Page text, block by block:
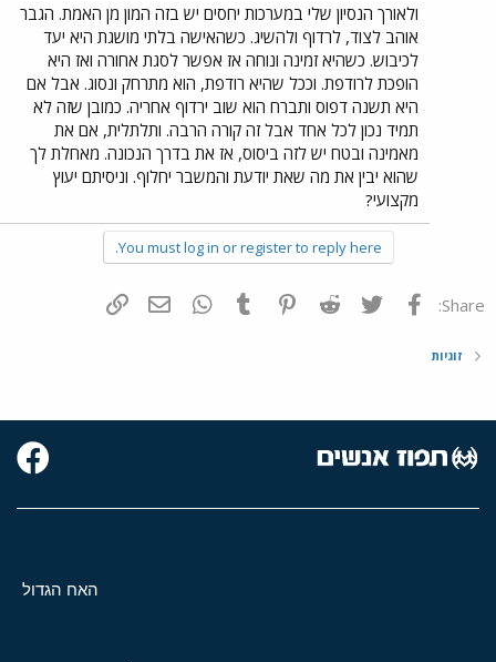
ולאורך הנסיון שלי במערכות יחסים יש בזה המון מן האמת. הגבר
אוהב לצוד, לרדוף ולהשיג. כשהאישה בלתי מושגת היא יעד
לכיבוש. כשהיא זמינה ונוחה אז אפשר לסגת אחורה ואז היא
הופכת לרודפת. וככל שהיא רודפת, הוא מתרחק ונסוג. אבל אם
היא תשנה דפוס ותברח הוא שוב ירדוף אחריה. כמובן שזה לא
תמיד נכון לכל אחד אבל זה קורה הרבה. ותלתלית, אם את
מאמינה ובטח יש לזה ביסוס, אז את בדרך הנכונה. מאחלת לך
שהוא יבין את מה שאת יודעת והמשבר יחלוף. וניסיתם יעוץ
מקצועי?
You must log in or register to reply here.
Share: פייסבוק Twitter
Reddit
Pinterest
Tumblr
WhatsAppדואר אלקטרוני
זוגיות
האח הגדול